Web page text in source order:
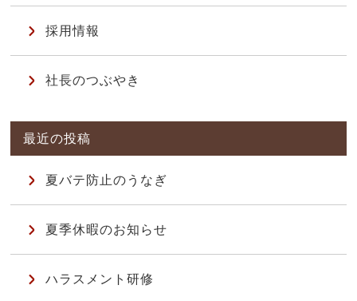
採用情報
社長のつぶやき
夏バテ防止のうなぎ
夏季休暇のお知らせ
ハラスメント研修